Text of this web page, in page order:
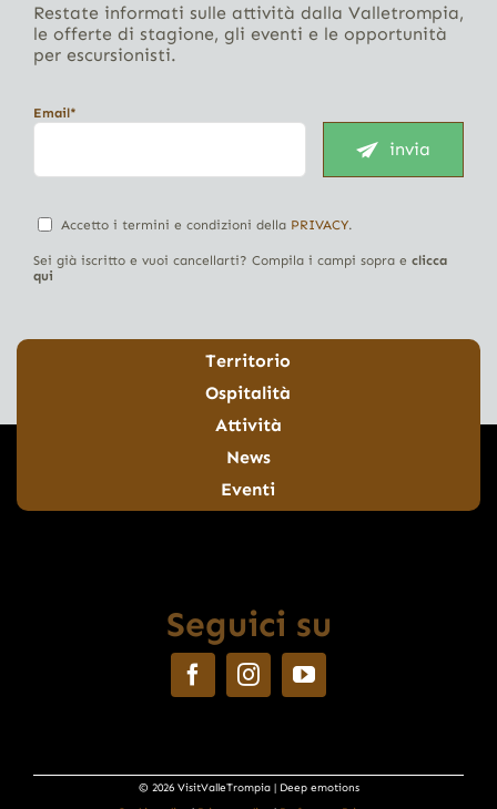
Restate informati sulle attività dalla Valletrompia,
le offerte di stagione, gli eventi e le opportunità
per escursionisti.
Email*
invia
Accetto i termini e condizioni della PRIVACY.
Sei già iscritto e vuoi cancellarti? Compila i campi sopra e clicca
qui
Territorio
Ospitalità
Attività
News
Eventi
Seguici su
© 2026 VisitValleTrompia | Deep emotions